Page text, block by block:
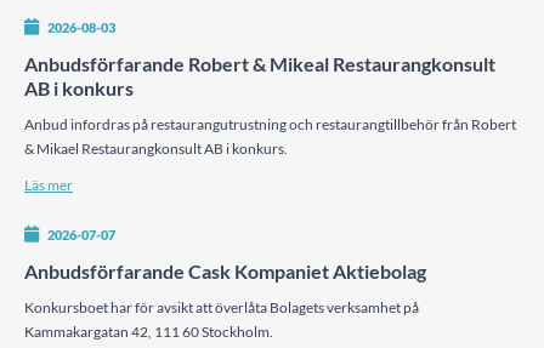
2026-08-03
Anbudsförfarande Robert & Mikeal Restaurangkonsult
AB i konkurs
Anbud infordras på restaurangutrustning och restaurangtillbehör från Robert
& Mikael Restaurangkonsult AB i konkurs.
Läs mer
2026-07-07
Anbudsförfarande Cask Kompaniet Aktiebolag
Konkursboet har för avsikt att överlåta Bolagets verksamhet på
Kammakargatan 42, 111 60 Stockholm.